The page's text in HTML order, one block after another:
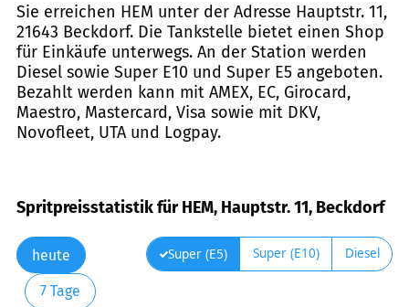
Sie erreichen HEM unter der Adresse Hauptstr. 11,
21643 Beckdorf. Die Tankstelle bietet einen Shop
für Einkäufe unterwegs. An der Station werden
Diesel sowie Super E10 und Super E5 angeboten.
Bezahlt werden kann mit AMEX, EC, Girocard,
Maestro, Mastercard, Visa sowie mit DKV,
Novofleet, UTA und Logpay.
Spritpreisstatistik für HEM, Hauptstr. 11, Beckdorf
heute
7 Tage
Super (E5) Super (E10) Diesel